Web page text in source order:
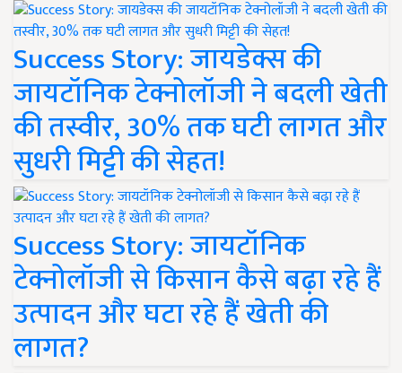
Success Story: जायडेक्स की
जायटॉनिक टेक्नोलॉजी ने बदली खेती
की तस्वीर, 30% तक घटी लागत और
सुधरी मिट्टी की सेहत!
Success Story: जायटॉनिक
टेक्नोलॉजी से किसान कैसे बढ़ा रहे हैं
उत्पादन और घटा रहे हैं खेती की
लागत?